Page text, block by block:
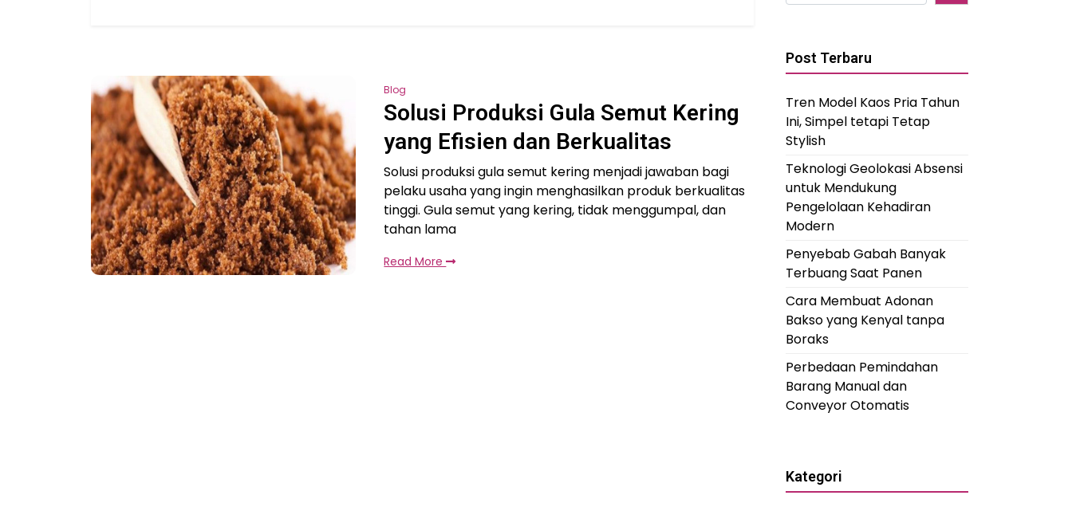
Blog
Solusi Produksi Gula Semut Kering
yang Efisien dan Berkualitas
Solusi produksi gula semut kering menjadi jawaban bagi
pelaku usaha yang ingin menghasilkan produk berkualitas
tinggi. Gula semut yang kering, tidak menggumpal, dan
tahan lama
Read More
Post Terbaru
Tren Model Kaos Pria Tahun
Ini, Simpel tetapi Tetap
Stylish
Teknologi Geolokasi Absensi
untuk Mendukung
Pengelolaan Kehadiran
Modern
Penyebab Gabah Banyak
Terbuang Saat Panen
Cara Membuat Adonan
Bakso yang Kenyal tanpa
Boraks
Perbedaan Pemindahan
Barang Manual dan
Conveyor Otomatis
Kategori